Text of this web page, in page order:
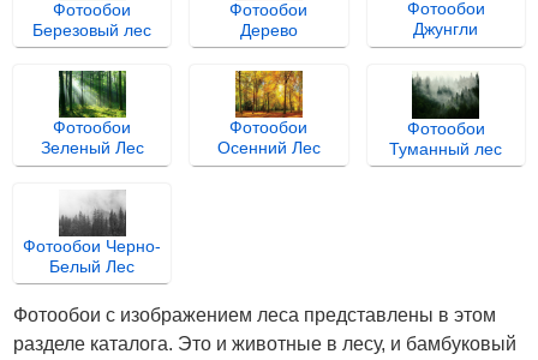
Фотообои
Березовый лес
Фотообои
Дерево
Фотообои
Джунгли
Фотообои
Зеленый Лес
Фотообои
Осенний Лес
Фотообои
Туманный лес
Фотообои Черно-
Белый Лес
Фотообои с изображением леса представлены в этом
разделе каталога. Это и животные в лесу, и бамбуковый